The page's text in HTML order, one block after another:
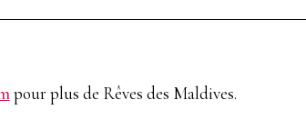
pour plus de Rêves des Maldives.